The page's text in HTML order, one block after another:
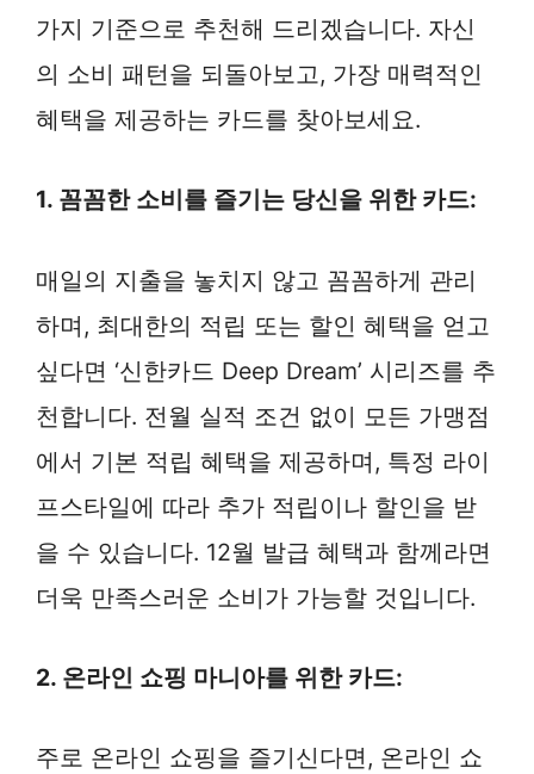
가지 기준으로 추천해 드리겠습니다. 자신
의 소비 패턴을 되돌아보고, 가장 매력적인
혜택을 제공하는 카드를 찾아보세요.
1. 꼼꼼한 소비를 즐기는 당신을 위한 카드:
매일의 지출을 놓치지 않고 꼼꼼하게 관리
하며, 최대한의 적립 또는 할인 혜택을 얻고
싶다면 ‘신한카드 Deep Dream’ 시리즈를 추
천합니다. 전월 실적 조건 없이 모든 가맹점
에서 기본 적립 혜택을 제공하며, 특정 라이
프스타일에 따라 추가 적립이나 할인을 받
을 수 있습니다. 12월 발급 혜택과 함께라면
더욱 만족스러운 소비가 가능할 것입니다.
2. 온라인 쇼핑 마니아를 위한 카드:
주로 온라인 쇼핑을 즐기신다면, 온라인 쇼